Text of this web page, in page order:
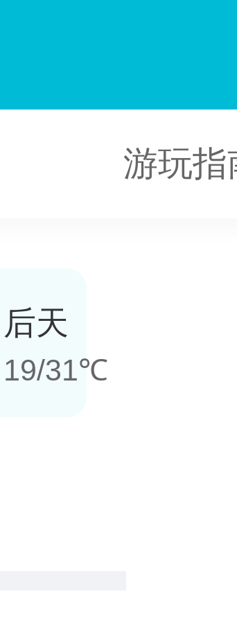
游玩指
后天
19/31℃